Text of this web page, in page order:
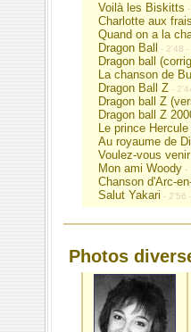
Voilà les Biskitts
Charlotte aux
Quand on a la
Dragon Ball
- 2'48
Dragon ball
La chanson de
Dragon Ball Z -
Dragon ball Z
Dragon ball Z
Le prince Hercule
Au royaume de
Voulez-vous
Mon ami Woody -
Chanson d'Arc-
Salut Yakari - 2'56
Photos